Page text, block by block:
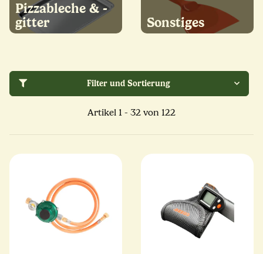
Pizzableche & -
gitter
Sonstiges
Filter und Sortierung
Artikel 1 - 32 von 122